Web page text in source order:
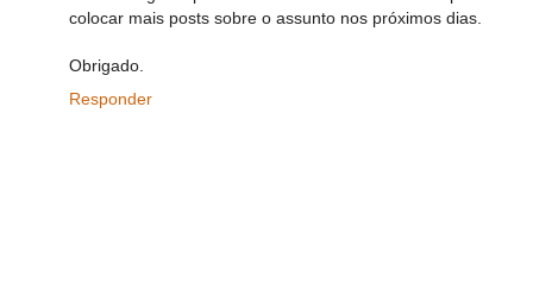
colocar mais posts sobre o assunto nos próximos dias.
Obrigado.
Responder